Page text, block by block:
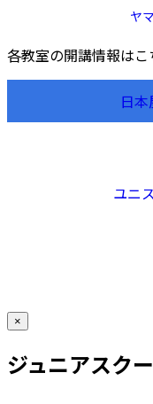
ヤ
各教室の開講情報はこ
日本
ユニ
×
ジュニアスク